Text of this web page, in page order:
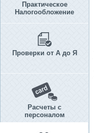
Практическое
Налогообложение
Проверки от А до Я
Расчеты с
персоналом